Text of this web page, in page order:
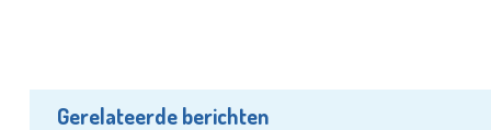
Gerelateerde berichten